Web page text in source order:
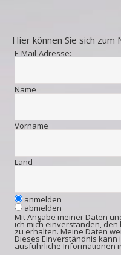
Hier können Sie sich
E-Mail-Adresse:
Name
Vorname
Land
anmelden
abmelden
Mit Angabe meiner Daten
ich mich einverstanden,
zu erhalten. Meine Daten
Dieses Einverständnis
ausführliche Informationen